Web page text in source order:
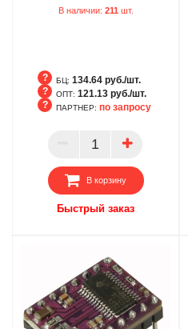
В наличии: 211 шт.
БЦ: 134.64 руб./шт.
ОПТ: 121.13 руб./шт.
ПАРТНЕР
ПАРТНЕР: по запросу
В корзину
Быстрый заказ